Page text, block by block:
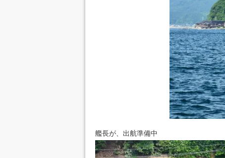
艦長が、出航準備中